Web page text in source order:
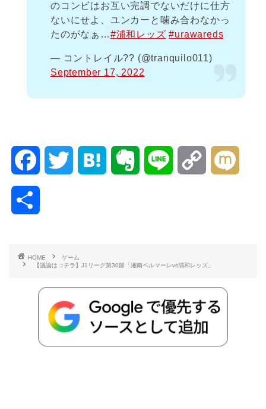
のコンビはお互い完調でないだけに仕方
ないにせよ、ユンカーと噛み合わなかっ
たのがなぁ…#浦和レッズ #urawareds
— コントレイル?? (@tranquilo011)
September 17, 2022
e
r
a o
t n
HOME
ゲーム
【議論はコチラ】J1リーグ第30節「湘南ベルマーレvs浦和レッズ」